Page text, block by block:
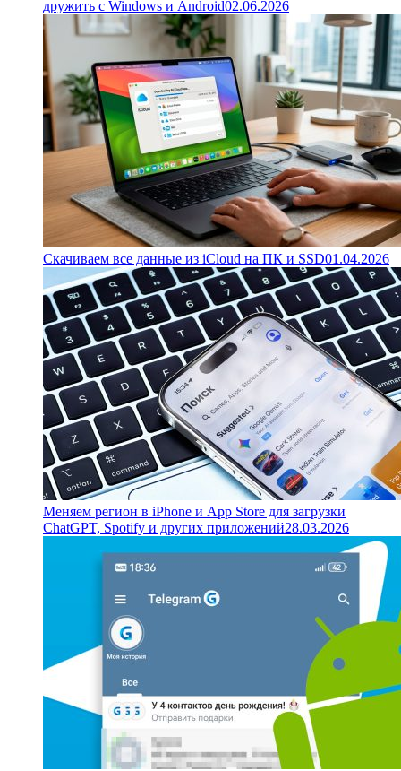
дружить с Windows и Android02.06.2026
Скачиваем все данные из iCloud на ПК и SSD01.04.2026
Меняем регион в iPhone и App Store для загрузки
ChatGPT, Spotify и других приложений28.03.2026